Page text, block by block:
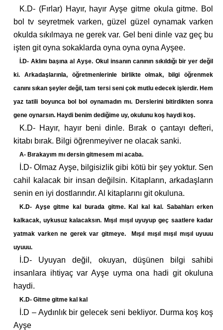
K.D- (Fırlar) Hayır, hayır Ayşe gitme okula gitme. Bol
bol tv seyretmek varken, güzel güzel oynamak varken
okulda sıkılmaya ne gerek var. Gel beni dinle vaz geç bu
işten git oyna sokaklarda oyna oyna oyna Ayşee.
İ.D- Aklını başına al Ayşe. Okul insanın canının sıkıldığı bir yer değil
ki. Arkadaşlarınla, öğretmenlerinle birlikte olmak, bilgiöğrenmek
canını sıkan şeyler değil, tam tersi seni çok mutlu edecek işlerdir. Hem
yaz tatili boyunca bol bol oynamadın mı. Derslerini bitirdikten sonra
gene oynarsın. Haydi benim dediğime uy, okulunu koş haydi koş.
K.D- Hayır, hayır beni dinle. Bırak o çantayı defteri,
kitabı bırak. Bilgi öğrenmeyiver ne olacak sanki.
A- Bırakayım mı dersin gitmesem mi acaba.
İ.D- Olmaz Ayşe, bilgisizlik gibi kötü bir şey yoktur. Sen
cahil kalacak bir insan değilsin. Kitapların, arkadaşların
senin en iyi dostlarındır. Al kitaplarını git okuluna.
K.D- Ayşe gitme kal burada gitme. Kal kal kal. Sabahları erken
kalkacak, uykusuz kalacaksın. Mışıl mışıl uyuyup geç saatlere kadar
yatmak varken ne gerek var gitmeye. Mışıl mışıl mışıl mışıl uyuuu
uyuuu.
İ.D- Uyuyan değil, okuyan, düşünen bilgi sahibi
insanlara ihtiyaç var Ayşe uyma ona hadi git okuluna
haydi.
K.D- Gitme gitme kal kal
İ.D – Aydınlık bir gelecek seni bekliyor. Durma koş koş
Ayşe